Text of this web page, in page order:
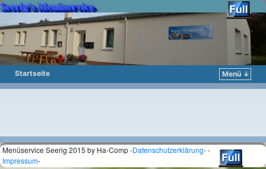
Seerig’s Menüservice
Startseite
Menü ↓
Zum Inhalt wechseln
Zum sekundären Inhalt wechseln
Menüservice Seerig 2015 by Ha-Comp -Datenschutzerklärung- -
Impressum-